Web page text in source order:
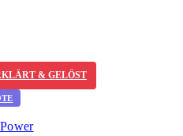
& GELÖST